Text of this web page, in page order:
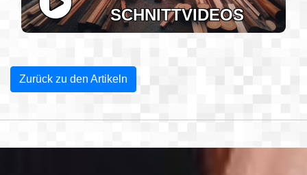
SCHNITTVIDEOS
Zurück zu den Artikeln